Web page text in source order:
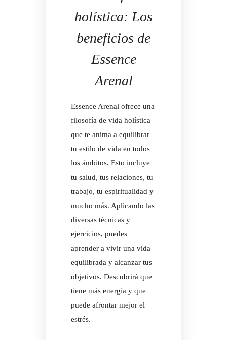
holística: Los
beneficios de
Essence
Arenal
Essence Arenal ofrece una
filosofía de vida holística
que te anima a equilibrar
tu estilo de vida en todos
los ámbitos. Esto incluye
tu salud, tus relaciones, tu
trabajo, tu espiritualidad y
mucho más. Aplicando las
diversas técnicas y
ejercicios, puedes
aprender a vivir una vida
equilibrada y alcanzar tus
objetivos. Descubrirá que
tiene más energía y que
puede afrontar mejor el
estrés.